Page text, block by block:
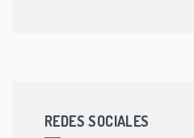
REDES SOCIALES